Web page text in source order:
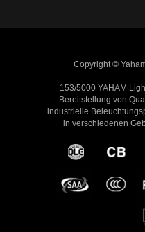
Copyright ©
153/5000 YAHAM
Bereitstellung von
industrielle
in verschiedenen